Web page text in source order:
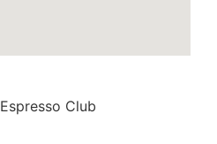
© 2026 Espresso Club